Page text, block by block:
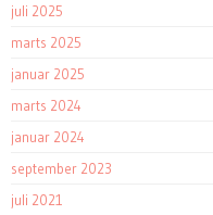
juli 2025
marts 2025
januar 2025
marts 2024
januar 2024
september 2023
juli 2021